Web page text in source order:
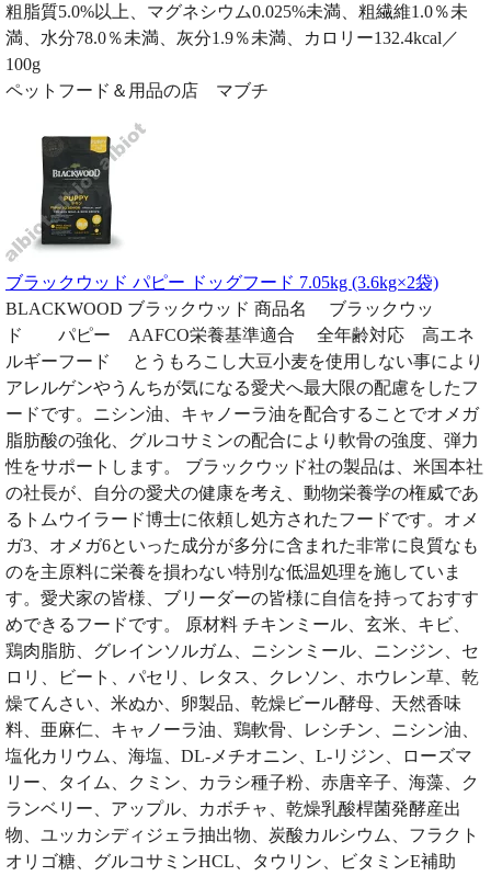
粗脂質5.0%以上、マグネシウム0.025%未満、粗繊維1.0％未
満、水分78.0％未満、灰分1.9％未満、カロリー132.4kcal／
100g
ペットフード＆用品の店 マブチ
ブラックウッド パピー ドッグフード 7.05kg (3.6kg×2袋)
BLACKWOOD ブラックウッド 商品名 ブラックウッ
ド パピー AAFCO栄養基準適合 全年齢対応 高エネ
ルギーフード とうもろこし大豆小麦を使用しない事により
アレルゲンやうんちが気になる愛犬へ最大限の配慮をしたフ
ードです。ニシン油、キャノーラ油を配合することでオメガ
脂肪酸の強化、グルコサミンの配合により軟骨の強度、弾力
性をサポートします。 ブラックウッド社の製品は、米国本社
の社長が、自分の愛犬の健康を考え、動物栄養学の権威であ
るトムウイラード博士に依頼し処方されたフードです。オメ
ガ3、オメガ6といった成分が多分に含まれた非常に良質なも
のを主原料に栄養を損わない特別な低温処理を施していま
す。愛犬家の皆様、ブリーダーの皆様に自信を持っておすす
めできるフードです。 原材料 チキンミール、玄米、キビ、
鶏肉脂肪、グレインソルガム、ニシンミール、ニンジン、セ
ロリ、ビート、パセリ、レタス、クレソン、ホウレン草、乾
燥てんさい、米ぬか、卵製品、乾燥ビール酵母、天然香味
料、亜麻仁、キャノーラ油、鶏軟骨、レシチン、ニシン油、
塩化カリウム、海塩、DL-メチオニン、L-リジン、ローズマ
リー、タイム、クミン、カラシ種子粉、赤唐辛子、海藻、ク
ランベリー、アップル、カボチャ、乾燥乳酸桿菌発酵産出
物、ユッカシディジェラ抽出物、炭酸カルシウム、フラクト
オリゴ糖、グルコサミンHCL、タウリン、ビタミンE補助